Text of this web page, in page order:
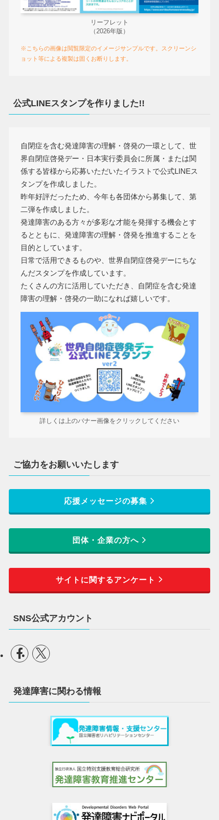
リーフレット
（2026年版）
※こちらの画像は閲覧限定のイメージサンプルです。スクリーンシ
ョット等による複製は固くお断りします。
公式LINEスタンプを作りました!!
自閉症を含む発達障害の理解・啓発の一環として、世
界自閉症啓発デー・日本実行委員会に所属・または関
係する皆様から応募いただいたイラストで公式LINEス
タンプを作成しました。
昨年好評だったため、今年も各団体から募集して、第
二弾を作成しました。
発達障害のある方々が多彩な才能を発揮する機会とす
るとともに、発達障害の理解・啓発を推進することを
目的としています。
日常で活用できるものや、世界自閉症啓発デーにちな
んだスタンプを作成しています。
たくさんの方に活用していただき、自閉症を含む発達
障害の理解・啓発の一助になれば嬉しいです。
詳しくは上のバナー画像をクリックしてください
ご協力をお願いいたします
応援メッセージの募集
団体・企業の方へ
サイトに関するアンケート
SNS公式アカウント
発達障害に関わる情報